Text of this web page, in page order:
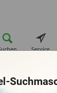
Service